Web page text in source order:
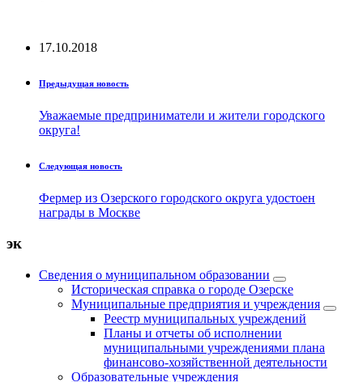
17.10.2018
Предыдущая новость
Уважаемые предприниматели и жители городского
округа!
Следующая новость
Фермер из Озерского городского округа удостоен
награды в Москве
эк
Сведения о муниципальном образовании
Историческая справка о городе Озерске
Муниципальные предприятия и учреждения
Реестр муниципальных учреждений
Планы и отчеты об исполнении
муниципальными учреждениями плана
финансово-хозяйственной деятельности
Образовательные учреждения